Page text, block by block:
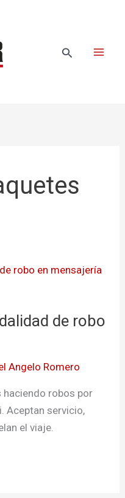
Buscar
de robo
Angelo Romero
haciendo robos por
Aceptan servicio,
el viaje.